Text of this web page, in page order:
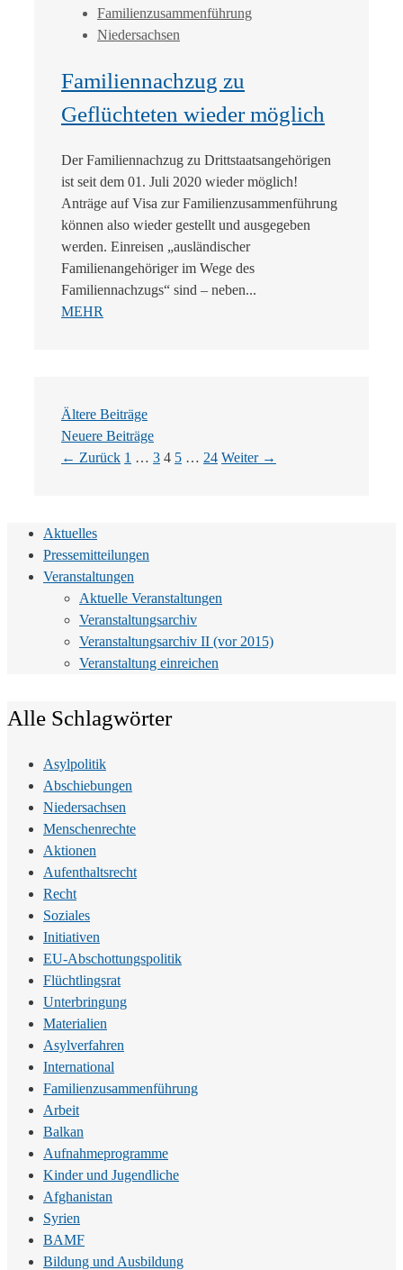
Familienzusammenführung
Niedersachsen
Familiennachzug zu
Geflüchteten wieder möglich
Der Familiennachzug zu Drittstaatsangehörigen
ist seit dem 01. Juli 2020 wieder möglich!
Anträge auf Visa zur Familienzusammenführung
können also wieder gestellt und ausgegeben
werden. Einreisen „ausländischer
Familienangehöriger im Wege des
Familiennachzugs“ sind – neben...
MEHR
Ältere Beiträge
Neuere Beiträge
← Zurück Seite
1 … Seite
3 Seite
4 Seite
5 … Seite
24 Weiter →
Aktuelles
Pressemitteilungen
Veranstaltungen
Aktuelle Veranstaltungen
Veranstaltungsarchiv
Veranstaltungsarchiv II (vor 2015)
Veranstaltung einreichen
Alle Schlagwörter
Asylpolitik
Abschiebungen
Niedersachsen
Menschenrechte
Aktionen
Aufenthaltsrecht
Recht
Soziales
Initiativen
EU-Abschottungspolitik
Flüchtlingsrat
Unterbringung
Materialien
Asylverfahren
International
Familienzusammenführung
Arbeit
Balkan
Aufnahmeprogramme
Kinder und Jugendliche
Afghanistan
Syrien
BAMF
Bildung und Ausbildung